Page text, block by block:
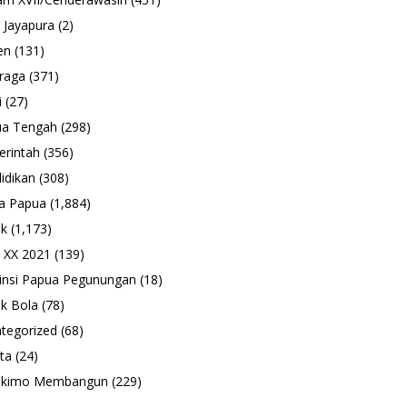
(2)
(131)
(371)
(27)
Tengah (298)
(356)
(308)
Papua (1,884)
(1,173)
2021 (139)
Papua Pegunungan (18)
Bola (78)
(68)
(24)
Membangun (229)